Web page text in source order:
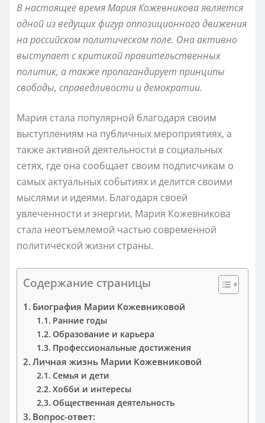
В настоящее время Мария Кожевникова является
одной из ведущих фигур оппозиционного движения
на российском политическом поле. Она активно
выступает с критикой правительственных
политик, а также пропагандирует принципы
свободы, справедливости и демократии.
Мария стала популярной благодаря своим
выступлениям на публичных мероприятиях, а
также активной деятельности в социальных
сетях, где она сообщает своим подписчикам о
самых актуальных событиях и делится своими
мыслями и идеями. Благодаря своей
увлеченности и энергии, Мария Кожевникова
стала неотъемлемой частью современной
политической жизни страны.
Содержание страницы
Биография Марии Кожевниковой
Ранние годы
Образование и карьера
Профессиональные достижения
Личная жизнь Марии Кожевниковой
Семья и дети
Хобби и интересы
Общественная деятельность
Вопрос-ответ: